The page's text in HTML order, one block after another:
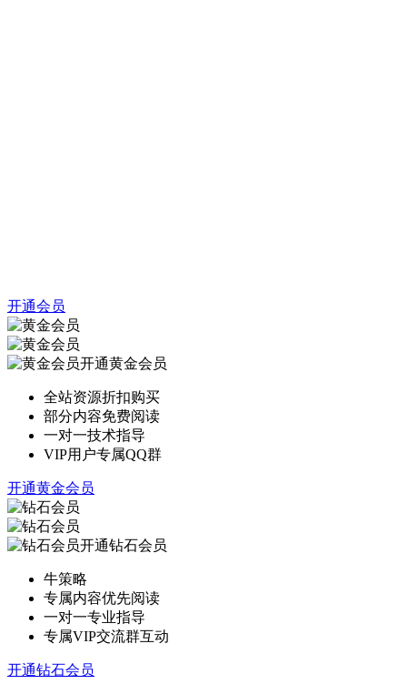
开通会员
开通黄金会员
全站资源折扣购买
部分内容免费阅读
一对一技术指导
VIP用户专属QQ群
开通黄金会员
开通钻石会员
牛策略
专属内容优先阅读
一对一专业指导
专属VIP交流群互动
开通钻石会员